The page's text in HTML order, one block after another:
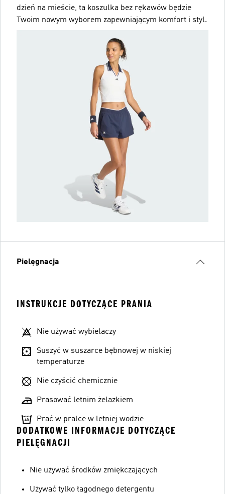
dzień na mieście, ta koszulka bez rękawów będzie
Twoim nowym wyborem zapewniającym komfort i styl.
Pielęgnacja
INSTRUKCJE DOTYCZĄCE PRANIA
Nie używać wybielaczy
Suszyć w suszarce bębnowej w niskiej
temperaturze
Nie czyścić chemicznie
Prasować letnim żelazkiem
Prać w pralce w letniej wodzie
DODATKOWE INFORMACJE DOTYCZĄCE
PIELĘGNACJI
Nie używać środków zmiękczających
Używać tylko łagodnego detergentu